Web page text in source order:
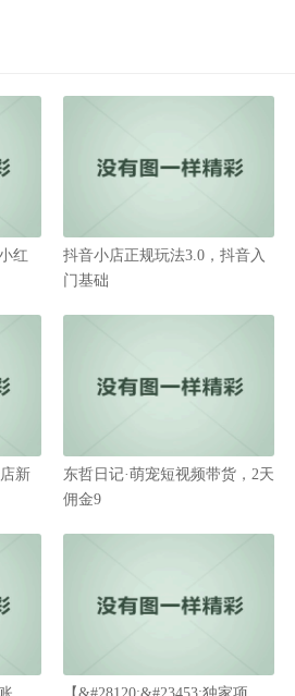
红
抖音小店正规玩法3.0，抖音入
门基础
新
东哲日记·萌宠短视频带货，2天
佣金9